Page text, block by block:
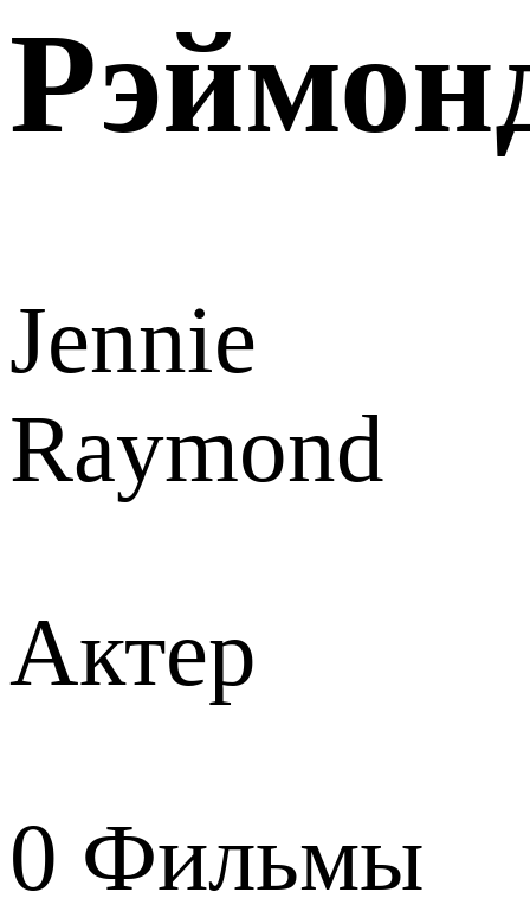
Jennie
Raymond
Актер
0 Фильмы